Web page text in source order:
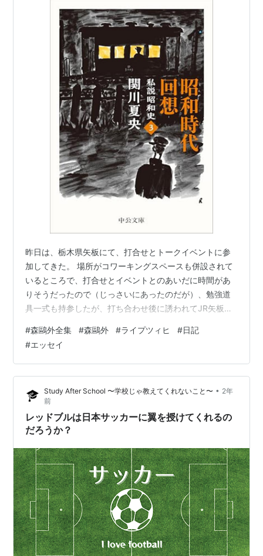
昨日は、栃木県矢板にて、打合せとトークイベントに参
加してきた。 場所がコワーキングスペースも併設されて
いるところで、打合せとイベントとのあいだに時間があ
りそうだったので（じっさいにあったのだが）、勉強道
具一式も持参したが、打ち合わせ後に誘われてJR矢板駅
ントの時間。従ってレポートの進捗はナシ。 栃木産のい
ちご。大ぶりで完熟していて甘さはグンバツでした日付
が22日から23日へ変わる頃に自宅へと戻った。ポストを
見ると、関川夏央『私説昭和史3 昭和時代回想』（中公
文庫）が届いている。昭和時代回想-私説昭和史３ (中公
文庫 せ 9-6)作者:関川 夏央…
#森鷗外全集 #森鷗外 #ライプツィヒ #日記
#エッセイ
Study After School 〜学校じゃ教えてくれないこと〜 • 2年
前
レッドブルは日本サッカーに翼を授けてくれるの
だろうか？